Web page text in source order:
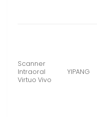
Scanner
Intraoral
Virtuo Vivo
YIPANG